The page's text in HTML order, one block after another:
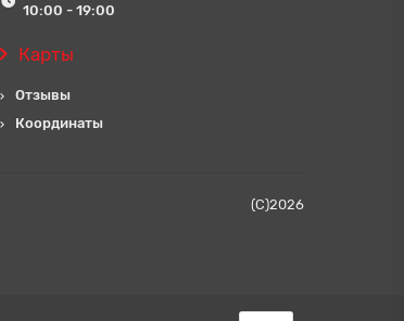
10:00 - 19:00
Карты
Отзывы
Координаты
(C)2026